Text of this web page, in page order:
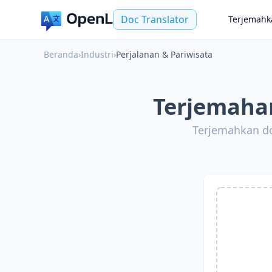
Doc Translator
Beranda›Industri›Perjalanan & Pariwisata
Terjemahkan